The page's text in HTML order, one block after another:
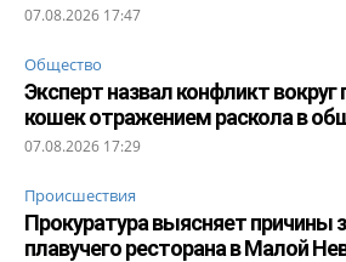
07.08.2026 17:47
Общество
Эксперт назвал конфликт
кошек отражением раскола в
07.08.2026 17:29
Происшествия
Прокуратура выясняет причины
плавучего ресторана в Малой